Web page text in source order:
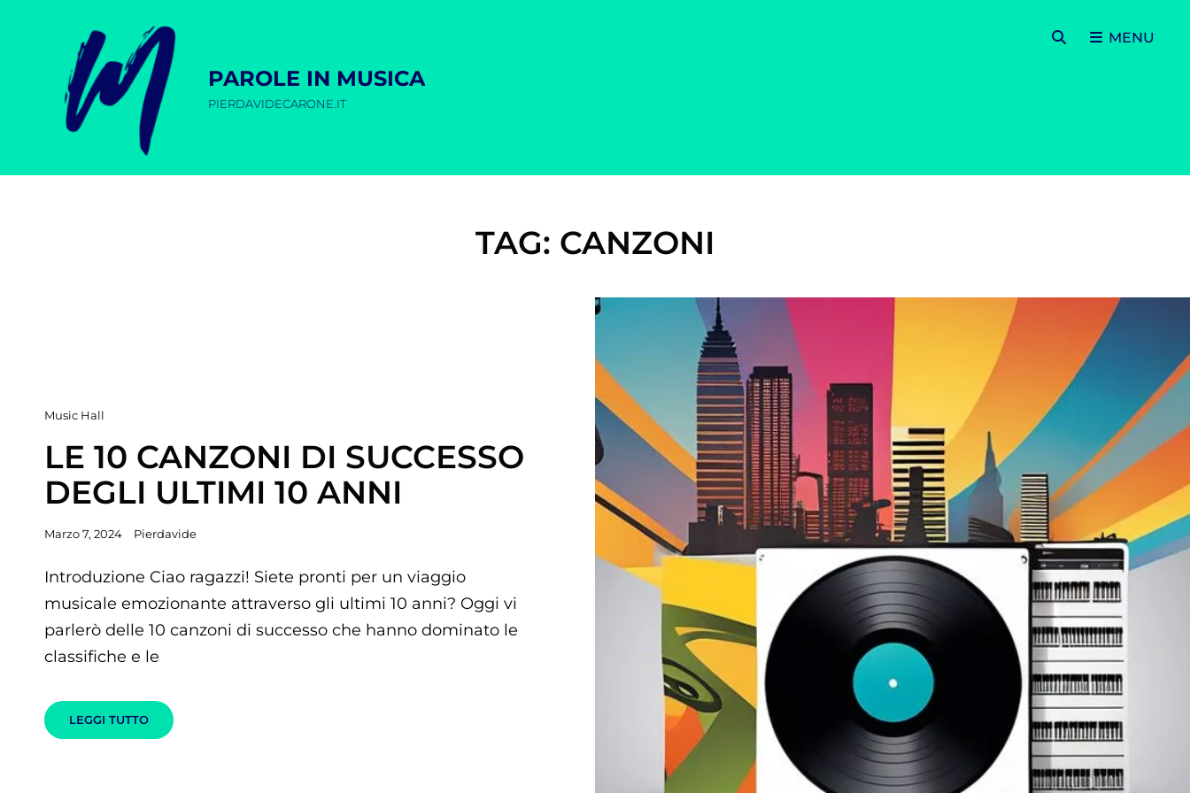
PAROLE IN MUSICA
PIERDAVIDECARONE.IT
SEARCHMENU
TAG: CANZONI
Cat
Music Hall
LE 10 CANZONI DI SUCCESSO
DEGLI ULTIMI 10 ANNI
Posted
Marzo 7, 2024 Pierdavide
Introduzione Ciao ragazzi! Siete pronti per un viaggio
musicale emozionante attraverso gli ultimi 10 anni? Oggi vi
parlerò delle 10 canzoni di successo che hanno dominato le
classifiche e le
LEGGI TUTTOLE